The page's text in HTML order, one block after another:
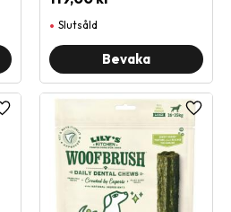
Slutsåld
Lägg till i favoriter Lägg